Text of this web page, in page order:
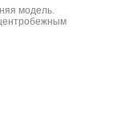
модель.